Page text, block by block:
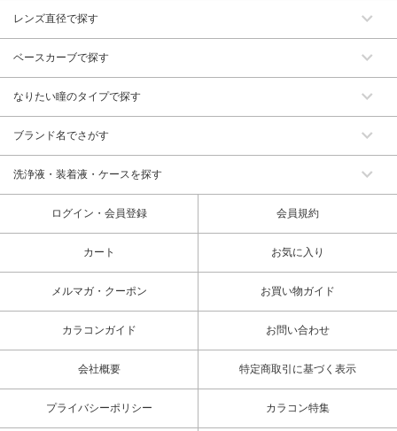
レンズ直径で探す
ベースカーブで探す
なりたい瞳のタイプで探す
ブランド名でさがす
洗浄液・装着液・ケースを探す
ログイン・会員登録 会員規約
カート お気に入り
メルマガ・クーポン お買い物ガイド
カラコンガイド お問い合わせ
会社概要 特定商取引に基づく表示
プライバシーポリシー カラコン特集